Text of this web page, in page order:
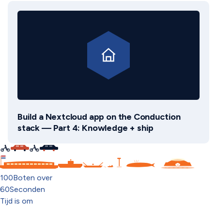
Build a Nextcloud app on the Conduction
stack — Part 4: Knowledge + ship
C
100Boten over
60Seconden
Tijd is om